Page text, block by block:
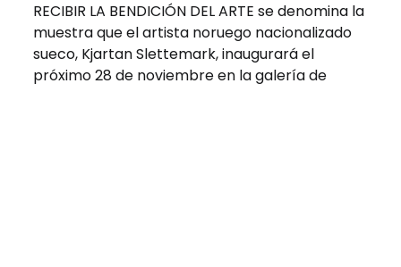
RECIBIR LA BENDICIÓN DEL ARTE se denomina la
muestra que el artista noruego nacionalizado
sueco, Kjartan Slettemark, inaugurará el
próximo 28 de noviembre en la galería de